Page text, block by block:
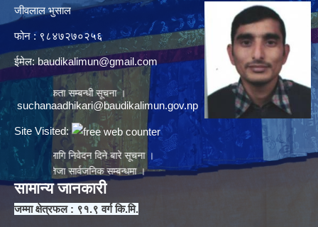
सम्बन्धी सूचना ।
लागि निवेदन दिने बारे सूचना ।
सार्वजनिक सम्बन्धमा ।
जीवलाल भुसाल
फोन : ९८४७२७०२५६
ईमेल: baudikalimun@gmail.com
suchanaadhikari@baudikalimun.gov.np
Site Visited:
सामान्य जानकारी
जम्मा क्षेत्रफल : ९१.९ वर्ग कि.मि.